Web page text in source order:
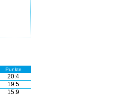
Punkte
20:4
19:5
15:9